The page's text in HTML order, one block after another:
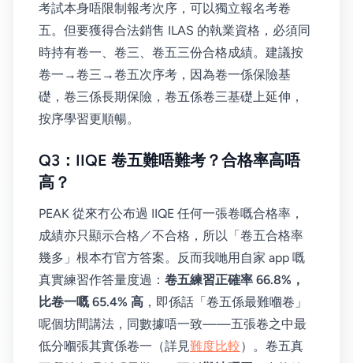
考試本身唔限制報考次序，可以獨立報名考卷
五。但要獲得合法銷售 ILAS 的執業資格，必須同
時持有卷一、卷三、卷五三份合格成績。建議按
卷一→卷三→卷五次序考，因為卷一係保險基
礎，卷三係長期保險，卷五係卷三基礎上延伸，
按序學習更順暢。
Q3：IIQE 卷五難唔難考？合格率高唔
高？
PEAK 從來冇公布過 IIQE 任何一張卷嘅合格率，
成績亦只顯示合格／不合格，所以「卷五合格率
幾多」根本冇官方答案。反而我哋用自家 app 嘅
真實練習作答量度過： 卷五練習正確率 66.8%，
比卷一嘅 65.4% 高 ，即係話「卷五係最難嗰卷」
呢個坊間講法，同數據唔一致——五張卷之中最
低分嗰張其實係卷一（詳見難度比較）。卷五真